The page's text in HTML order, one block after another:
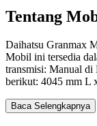
Tentang
Daihatsu Granmax
Mobil ini tersedia
transmisi: Manual
berikut: 4045 mm L
Baca Selengkapnya